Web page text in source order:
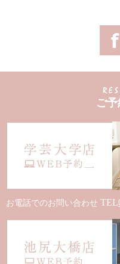
ご
お電話でのお問い合わせ TEL